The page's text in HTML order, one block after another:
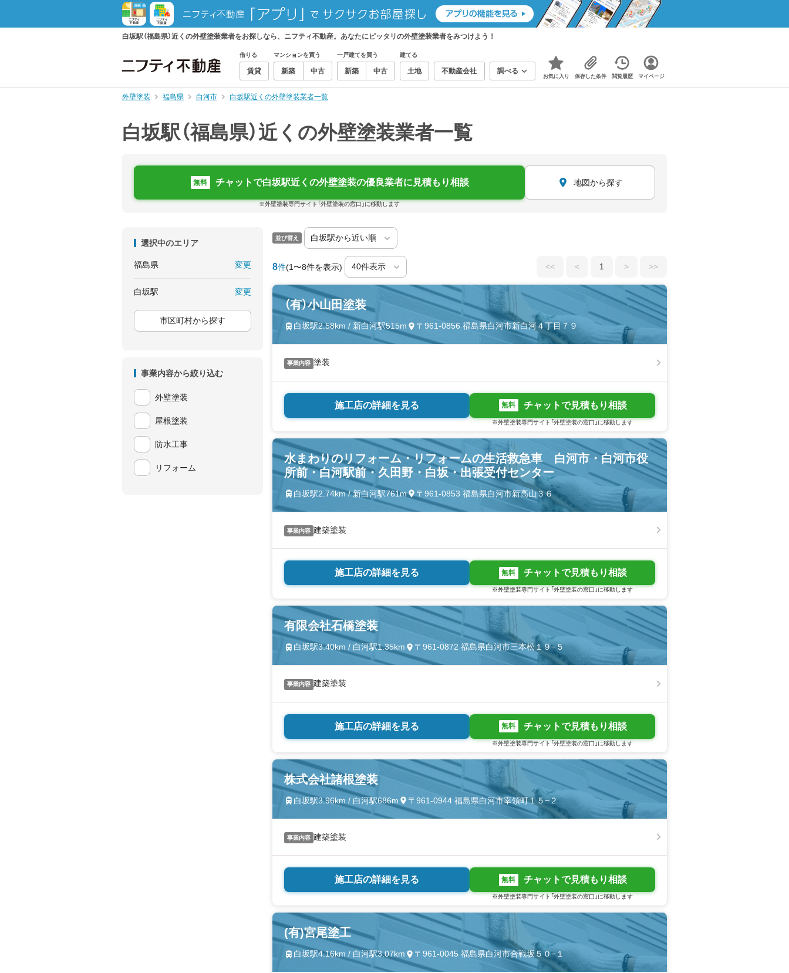
白坂駅（福島県）近くの外壁塗装業者をお探しなら、ニフティ不動産。あなたにピッタリの外壁塗装業者をみつけよう！
借りる
賃貸
マンションを買う
新築 中古
一戸建てを買う
新築 中古
建てる
土地 不動産会社 調べる
お気に入り 保存した条件 閲覧履歴 マイページ
外壁塗装 福島県 白河市 白坂駅近くの外壁塗装業者一覧
白坂駅（福島県）近くの外壁塗装業者一覧
無料 チャットで白坂駅近くの外壁塗装の優良業者に見積もり相談 地図から探す
※外壁塗装専門サイト「外壁塗装の窓口」に移動します
選択中のエリア
福島県 変更
白坂駅 変更
市区町村から探す
事業内容から絞り込む
外壁塗装
屋根塗装
防水工事
リフォーム
並び替え
8件(1〜8件を表示) << < 1 > >>
（有）小山田塗装
白坂駅2.58km / 新白河駅515m 〒961-0856 福島県白河市新白河４丁目７９
事業内容 塗装
施工店の詳細を見る 無料 チャットで見積もり相談
※外壁塗装専門サイト「外壁塗装の窓口」に移動します
水まわりのリフォーム・リフォームの生活救急車 白河市・白河市役
所前・白河駅前・久田野・白坂・出張受付センター
白坂駅2.74km / 新白河駅761m 〒961-0853 福島県白河市新高山３６
事業内容 建築塗装
施工店の詳細を見る 無料 チャットで見積もり相談
※外壁塗装専門サイト「外壁塗装の窓口」に移動します
有限会社石橋塗装
白坂駅3.40km / 白河駅1.35km 〒961-0872 福島県白河市三本松１９−５
事業内容 建築塗装
施工店の詳細を見る 無料 チャットで見積もり相談
※外壁塗装専門サイト「外壁塗装の窓口」に移動します
株式会社諸根塗装
白坂駅3.96km / 白河駅686m 〒961-0944 福島県白河市宰領町１５−２
事業内容 建築塗装
施工店の詳細を見る 無料 チャットで見積もり相談
※外壁塗装専門サイト「外壁塗装の窓口」に移動します
(有)宮尾塗工
白坂駅4.16km / 白河駅3.07km 〒961-0045 福島県白河市合戦坂５０−１